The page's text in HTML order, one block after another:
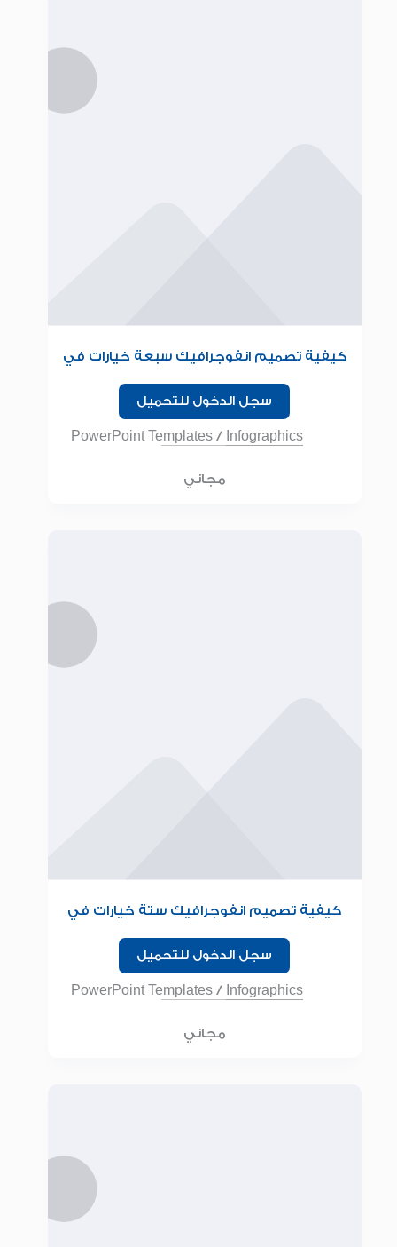
كيفية تصميم انفوجرافيك سبعة خيارات في
سجل الدخول للتحميل
PowerPoint Templates/ Infographics
مجاني
كيفية تصميم انفوجرافيك ستة خيارات في
سجل الدخول للتحميل
PowerPoint Templates/ Infographics
مجاني